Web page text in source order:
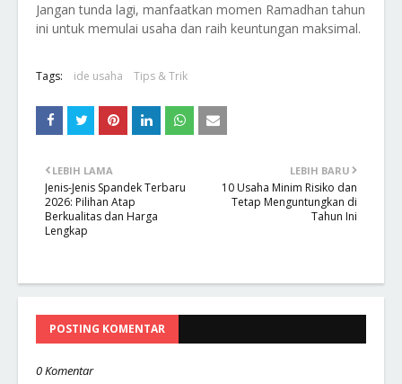
Jangan tunda lagi, manfaatkan momen Ramadhan tahun
ini untuk memulai usaha dan raih keuntungan maksimal.
Tags: ide usaha Tips & Trik
LEBIH BARU
10 Usaha Minim Risiko dan
Tetap Menguntungkan di
Tahun Ini
LEBIH LAMA
Jenis-Jenis Spandek Terbaru
2026: Pilihan Atap
Berkualitas dan Harga
Lengkap
POSTING KOMENTAR
0 Komentar